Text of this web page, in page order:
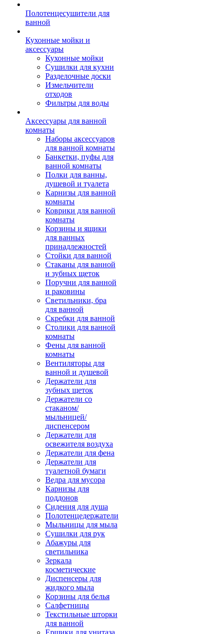
Полотенцесушители для
ванной
Кухонные мойки и
аксессуары
Кухонные мойки
Сушилки для кухни
Разделочные доски
Измельчители
отходов
Фильтры для воды
Аксессуары для ванной
комнаты
Наборы аксессуаров
для ванной комнаты
Банкетки, пуфы для
ванной комнаты
Полки для ванны,
душевой и туалета
Карнизы для ванной
комнаты
Коврики для ванной
комнаты
Корзины и ящики
для ванных
принадлежностей
Стойки для ванной
Стаканы для ванной
и зубных щеток
Поручни для ванной
и раковины
Светильники, бра
для ванной
Скребки для ванной
Столики для ванной
комнаты
Фены для ванной
комнаты
Вентиляторы для
ванной и душевой
Держатели для
зубных щеток
Держатели со
стаканом/
мыльницей/
диспенсером
Держатели для
освежителя воздуха
Держатели для фена
Держатели для
туалетной бумаги
Ведра для мусора
Карнизы для
поддонов
Сидения для душа
Полотенцедержатели
Мыльницы для мыла
Сушилки для рук
Абажуры для
светильника
Зеркала
косметические
Диспенсеры для
жидкого мыла
Корзины для белья
Салфетницы
Текстильные шторки
для ванной
Ершики для унитаза